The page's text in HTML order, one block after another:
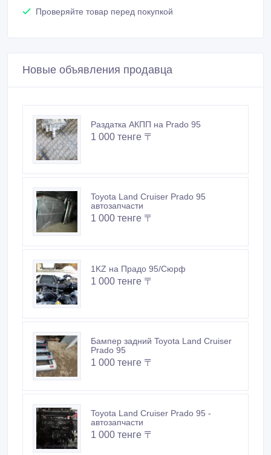
Проверяйте товар перед покупкой
Новые объявления продавца
Раздатка АКПП на Prado 95
1 000 тенге 〒
Toyota Land Cruiser Prado 95
автозапчасти
1 000 тенге 〒
1KZ на Прадо 95/Сюрф
1 000 тенге 〒
Бампер задний Toyota Land Cruiser
Prado 95
1 000 тенге 〒
Toyota Land Cruiser Prado 95 -
автозапчасти
1 000 тенге 〒